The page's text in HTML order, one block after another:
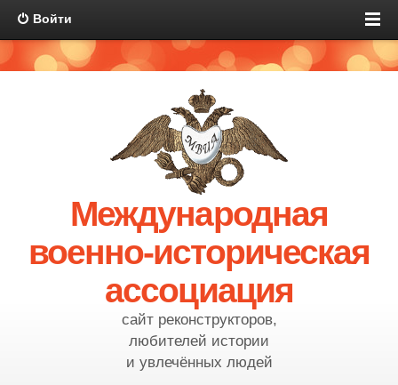
Войти
Международная
военно-историческая
ассоциация
сайт реконструкторов,
любителей истории
и увлечённых людей